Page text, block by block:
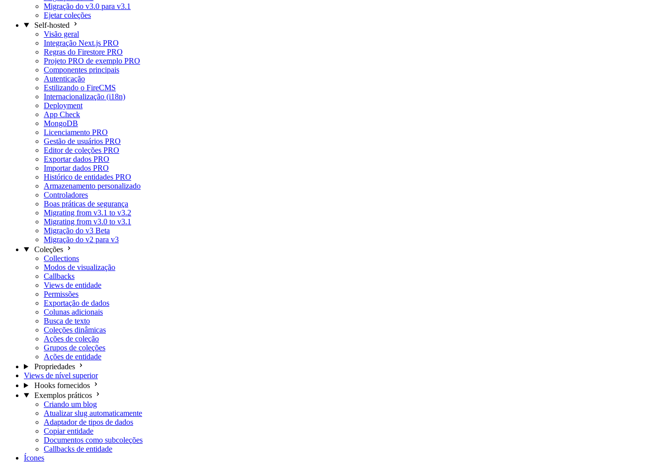
Migração do v3.0 para v3.1
Ejetar coleções
Self-hosted
Visão geral
Integração Next.js PRO
Regras do Firestore PRO
Projeto PRO de exemplo PRO
Componentes principais
Autenticação
Estilizando o FireCMS
Internacionalização (i18n)
Deployment
App Check
MongoDB
Licenciamento PRO
Gestão de usuários PRO
Editor de coleções PRO
Exportar dados PRO
Importar dados PRO
Histórico de entidades PRO
Armazenamento personalizado
Controladores
Boas práticas de segurança
Migrating from v3.1 to v3.2
Migrating from v3.0 to v3.1
Migração do v3 Beta
Migração do v2 para v3
Coleções
Collections
Modos de visualização
Callbacks
Views de entidade
Permissões
Exportação de dados
Colunas adicionais
Busca de texto
Coleções dinâmicas
Ações de coleção
Grupos de coleções
Ações de entidade
Propriedades
Views de nível superior
Hooks fornecidos
Exemplos práticos
Criando um blog
Atualizar slug automaticamente
Adaptador de tipos de dados
Copiar entidade
Documentos como subcoleções
Callbacks de entidade
Ícones